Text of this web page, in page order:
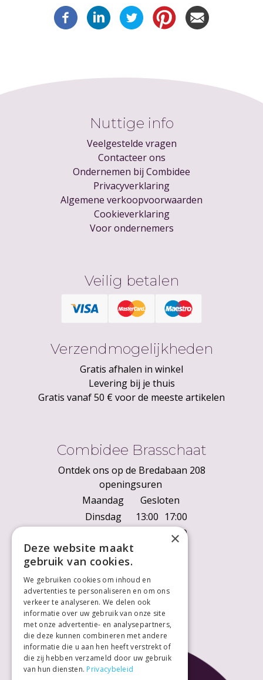
Nuttige info
Veelgestelde vragen
Contacteer ons
Ondernemen bij Combidee
Privacyverklaring
Algemene verkoopvoorwaarden
Cookieverklaring
Voor ondernemers
Veilig betalen
Verzendmogelijkheden
Gratis afhalen in winkel
Levering bij je thuis
Gratis vanaf 50 € voor de meeste artikelen
Combidee Brasschaat
Ontdek ons op de Bredabaan 208
openingsuren
Maandag
Gesloten
Dinsdag
13:00 17:00
18:00
Donderdag
Vrijdag
Zaterdag
10:00
Zondag
Gesloten
×
Deze website maakt
gebruik van cookies.
We gebruiken cookies om inhoud en
advertenties te personaliseren en om ons
verkeer te analyseren. We delen ook
informatie over uw gebruik van onze site
met onze advertentie- en analysepartners,
die deze kunnen combineren met andere
informatie die u aan hen heeft verstrekt of
die zij hebben verzameld door uw gebruik
van hun diensten. Privacybeleid